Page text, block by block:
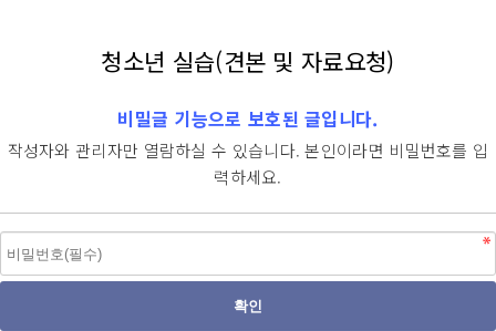
청소년 실습(견본 및 자료요청)
비밀글 기능으로 보호된 글입니다.
작성자와 관리자만 열람하실 수 있습니다. 본인이라면 비밀번호를 입
력하세요.